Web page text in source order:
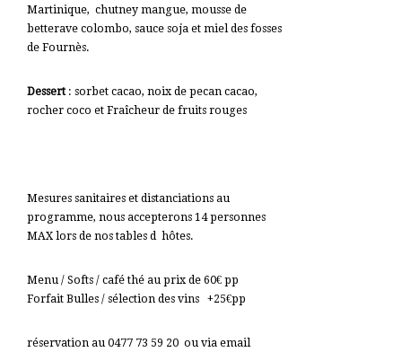
Martinique, chutney mangue, mousse de
betterave colombo, sauce soja et miel des fosses
de Fournès.
Dessert: sorbet cacao, noix de pecan cacao,
rocher coco et Fraîcheur de fruits rouges
Mesures sanitaires et distanciations au
programme, nous accepterons 14 personnes
MAX lors de nos tables d hôtes.
Menu / Softs / café thé au prix de 60€ pp
Forfait Bulles / sélection des vins +25€pp
réservation au 0477 73 59 20 ou via email